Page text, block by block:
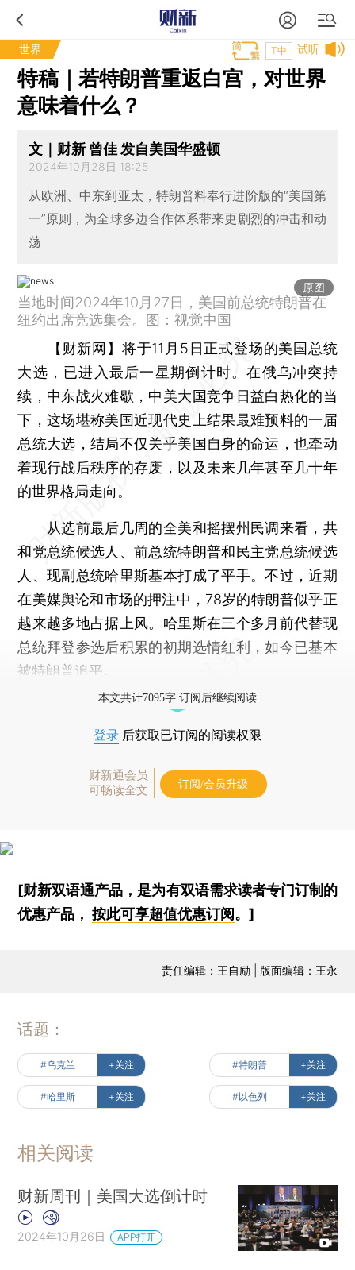
世界 试听
T中
特稿｜若特朗普重返白宫，对世界
意味着什么？
文｜财新 曾佳 发自美国华盛顿
2024年10月28日 18:25
从欧洲、中东到亚太，特朗普料奉行进阶版的“美国第
一”原则，为全球多边合作体系带来更剧烈的冲击和动
荡
原图
当地时间2024年10月27日，美国前总统特朗普在
纽约出席竞选集会。图：视觉中国
【财新网】 将于11月5日正式登场的美国总统
大选，已进入最后一星期倒计时。在俄乌冲突持
续，中东战火难歇，中美大国竞争日益白热化的当
下，这场堪称美国近现代史上结果最难预料的一届
总统大选，结局不仅关乎美国自身的命运，也牵动
着现行战后秩序的存废，以及未来几年甚至几十年
的世界格局走向。
从选前最后几周的全美和摇摆州民调来看，共
和党总统候选人、前总统特朗普和民主党总统候选
人、现副总统哈里斯基本打成了平手。不过，近期
在美媒舆论和市场的押注中，78岁的特朗普似乎正
越来越多地占据上风。哈里斯在三个多月前代替现
总统拜登参选后积累的初期选情红利，如今已基本
被特朗普追平。
本文共计7095字 订阅后继续阅读
登录 后获取已订阅的阅读权限
财新通会员
可畅读全文
订阅/会员升级
[财新双语通产品，是为有双语需求读者专门订制的
优惠产品，按此可享超值优惠订阅 。]
责任编辑：王自励 | 版面编辑：王永
话题：
#乌克兰 +关注 #特朗普 +关注
#哈里斯 +关注 #以色列 +关注
相关阅读
财新周刊｜美国大选倒计时
2024年10月26日 APP打开